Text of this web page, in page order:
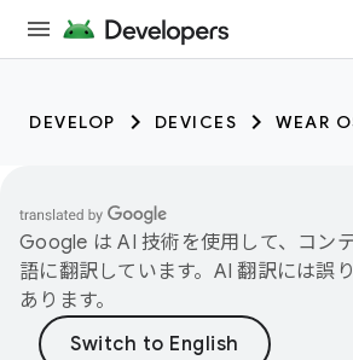
DEVELOP DEVICES WEAR
Google は AI 技術を使用して、コン
語に翻訳しています。AI 翻訳には誤
あります。